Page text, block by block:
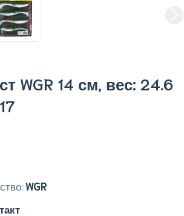
WGR 14 см, вес: 24.6
WGR